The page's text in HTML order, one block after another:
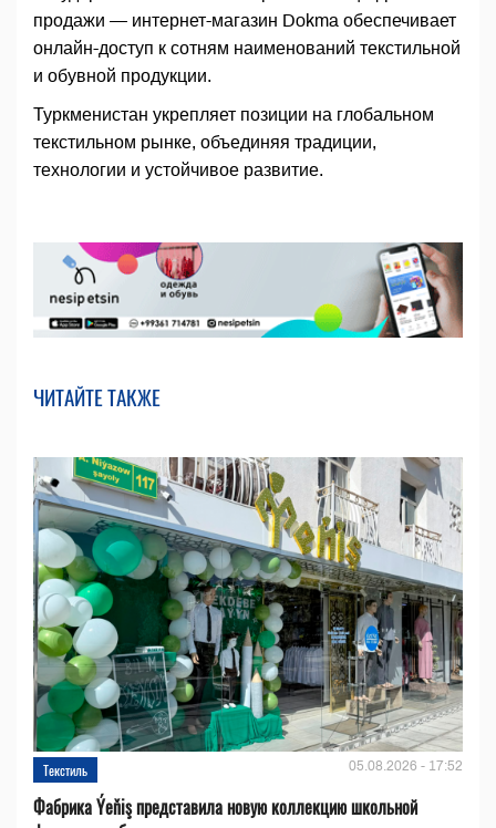
продажи — интернет-магазин Dokma обеспечивает
онлайн-доступ к сотням наименований текстильной
и обувной продукции.
Туркменистан укрепляет позиции на глобальном
текстильном рынке, объединяя традиции,
технологии и устойчивое развитие.
ЧИТАЙТЕ ТАКЖЕ
Текстиль 05.08.2026 - 17:52
Фабрика Ýeňiş представила новую коллекцию школьной